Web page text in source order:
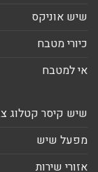
שיש אוניקס
כיורי מטבח
אי למטבח
שיש קיסר קטלוג
מפעל שיש
אזורי שירות